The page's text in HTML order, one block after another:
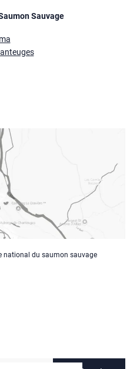
Sauvage
national du saumon sauvage